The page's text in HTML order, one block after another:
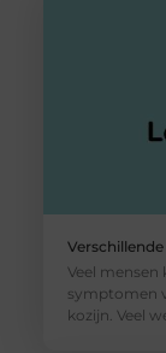
Veel
symptomen
kozijn. Veel